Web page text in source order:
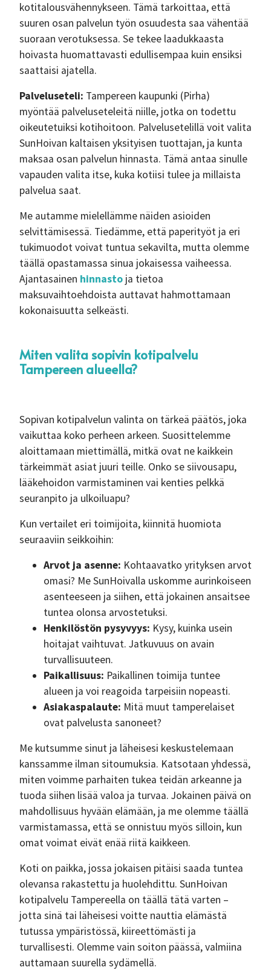
kotitalousvähennykseen. Tämä tarkoittaa, että
suuren osan palvelun työn osuudesta saa vähentää
suoraan verotuksessa. Se tekee laadukkaasta
hoivasta huomattavasti edullisempaa kuin ensiksi
saattaisi ajatella.
Palveluseteli: Tampereen kaupunki (Pirha)
myöntää palveluseteleitä niille, jotka on todettu
oikeutetuiksi kotihoitoon. Palvelusetelillä voit valita
SunHoivan kaltaisen yksityisen tuottajan, ja kunta
maksaa osan palvelun hinnasta. Tämä antaa sinulle
vapauden valita itse, kuka kotiisi tulee ja millaista
palvelua saat.
Me autamme mielellämme näiden asioiden
selvittämisessä. Tiedämme, että paperityöt ja eri
tukimuodot voivat tuntua sekavilta, mutta olemme
täällä opastamassa sinua jokaisessa vaiheessa.
Ajantasainen hinnasto ja tietoa
maksuvaihtoehdoista auttavat hahmottamaan
kokonaisuutta selkeästi.
Miten valita sopivin kotipalvelu
Tampereen alueella?
Sopivan kotipalvelun valinta on tärkeä päätös, joka
vaikuttaa koko perheen arkeen. Suosittelemme
aloittamaan miettimällä, mitkä ovat ne kaikkein
tärkeimmät asiat juuri teille. Onko se siivousapu,
lääkehoidon varmistaminen vai kenties pelkkä
seuranpito ja ulkoiluapu?
Kun vertailet eri toimijoita, kiinnitä huomiota
seuraaviin seikkoihin:
Arvot ja asenne: Kohtaavatko yrityksen arvot
omasi? Me SunHoivalla uskomme aurinkoiseen
asenteeseen ja siihen, että jokainen ansaitsee
tuntea olonsa arvostetuksi.
Henkilöstön pysyvyys: Kysy, kuinka usein
hoitajat vaihtuvat. Jatkuvuus on avain
turvallisuuteen.
Paikallisuus: Paikallinen toimija tuntee
alueen ja voi reagoida tarpeisiin nopeasti.
Asiakaspalaute: Mitä muut tamperelaiset
ovat palvelusta sanoneet?
Me kutsumme sinut ja läheisesi keskustelemaan
kanssamme ilman sitoumuksia. Katsotaan yhdessä,
miten voimme parhaiten tukea teidän arkeanne ja
tuoda siihen lisää valoa ja turvaa. Jokainen päivä on
mahdollisuus hyvään elämään, ja me olemme täällä
varmistamassa, että se onnistuu myös silloin, kun
omat voimat eivät enää riitä kaikkeen.
Koti on paikka, jossa jokaisen pitäisi saada tuntea
olevansa rakastettu ja huolehdittu. SunHoivan
kotipalvelu Tampereella on täällä tätä varten –
jotta sinä tai läheisesi voitte nauttia elämästä
tutussa ympäristössä, kiireettömästi ja
turvallisesti. Olemme vain soiton päässä, valmiina
auttamaan suurella sydämellä.